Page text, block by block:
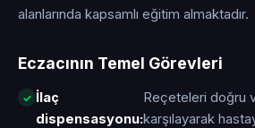
alanlarında kapsamlı eğitim almaktadır.
Eczacının Temel Görevleri
İlaç
dispensasyonu:
Reçeteleri doğru
karşılayarak